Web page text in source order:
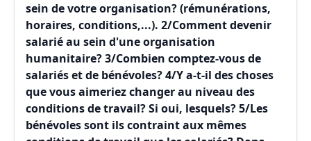
sein de votre organisation? (rémunérations,
horaires, conditions,...). 2/Comment devenir
salarié au sein d'une organisation
humanitaire? 3/Combien comptez-vous de
salariés et de bénévoles? 4/Y a-t-il des choses
que vous aimeriez changer au niveau des
conditions de travail? Si oui, lesquels? 5/Les
bénévoles sont ils contraint aux mêmes